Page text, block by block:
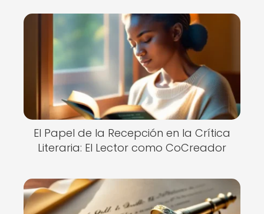
El Papel de la Recepción en la Crítica
Literaria: El Lector como CoCreador